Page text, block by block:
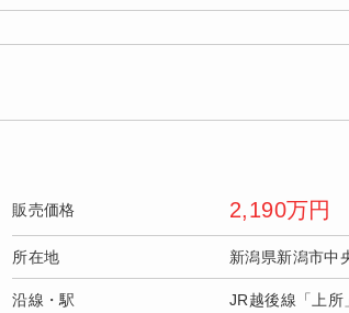
販売価格 2,190万円
所在地 新潟県新潟市中
沿線・駅 JR越後線「上